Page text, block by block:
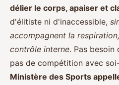
délier le corps, apaiser et
d'élitiste ni d'inaccessible,
accompagnent la
contrôle interne. Pas besoin
pas de compétition avec
Ministère des Sports